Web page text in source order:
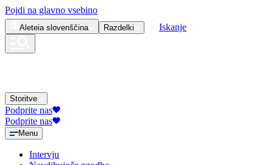
Pojdi na glavno vsebino
Aleteia slovenščina Razdelki Iskanje
Storitve
Podprite nas
Podprite nas
Menu
Intervju